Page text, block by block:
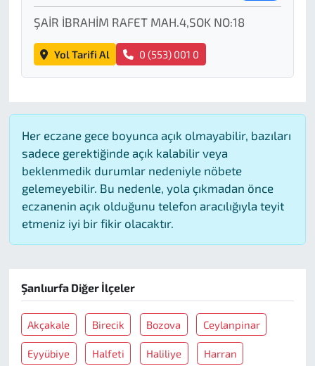
ŞAİR İBRAHİM RAFET MAH.4,SOK NO:18
Yol Tarifi Al 0 (553) 001 0
Her eczane gece boyunca açık olmayabilir, bazıları
sadece gerektiğinde açık kalabilir veya
beklenmedik durumlar nedeniyle nöbete
gelemeyebilir. Bu nedenle, yola çıkmadan önce
eczanenin açık olduğunu telefon aracılığıyla teyit
etmeniz iyi bir fikir olacaktır.
Şanlıurfa Diğer İlçeler
Akçakale Birecik Bozova Ceylanpinar
Eyyübiye Halfeti Haliliye Harran